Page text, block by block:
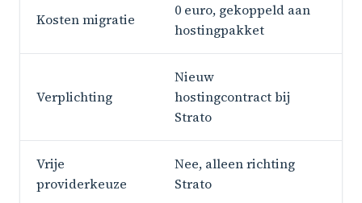
Kosten migratie
0 euro, gekoppeld aan
hostingpakket
Verplichting
Nieuw
hostingcontract bij
Strato
Vrije
providerkeuze
Nee, alleen richting
Strato